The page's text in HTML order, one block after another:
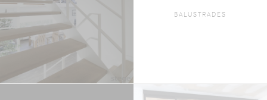
BALUSTRADES